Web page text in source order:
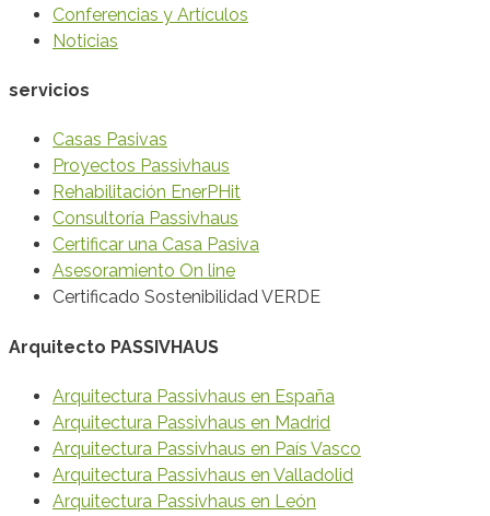
Conferencias y Artículos
Noticias
servicios
Casas Pasivas
Proyectos Passivhaus
Rehabilitación EnerPHit
Consultoría Passivhaus
Certificar una Casa Pasiva
Asesoramiento On line
Certificado Sostenibilidad VERDE
Arquitecto PASSIVHAUS
Arquitectura Passivhaus en España
Arquitectura Passivhaus en Madrid
Arquitectura Passivhaus en País Vasco
Arquitectura Passivhaus en Valladolid
Arquitectura Passivhaus en León